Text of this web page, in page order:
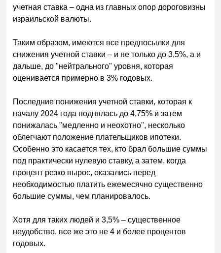
учетная ставка – одна из главных опор дороговизны
израильской валюты.
Таким образом, имеются все предпосылки для
снижения учетной ставки – и не только до 3,5%, а и
дальше, до "нейтрального" уровня, которая
оценивается примерно в 3% годовых.
Последние понижения учетной ставки, которая к
началу 2024 года поднялась до 4,75% и затем
понижалась "медленно и неохотно", несколько
облегчают положение плательщиков ипотеки.
Особенно это касается тех, кто брал большие суммы
под практически нулевую ставку, а затем, когда
процент резко вырос, оказались перед
необходимостью платить ежемесячно существенно
большие суммы, чем планировалось.
Хотя для таких людей и 3,5% – существенное
неудобство, все же это не 4 и более процентов
годовых.